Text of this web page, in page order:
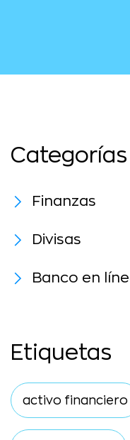
Categorías
Finanzas
Divisas
Banco en
Etiquetas
activo financiero